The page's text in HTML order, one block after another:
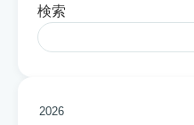
検索
2026